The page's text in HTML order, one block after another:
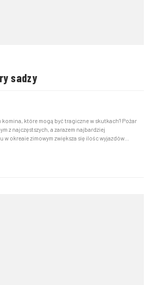
sadzy
które mogą być tragiczne w skutkach? Pożar
z najczęstszych, a zarazem najbardziej
w okreaie zimowym zwiększa się ilośc wyjazdów
się na ściankach komina, tworząc...